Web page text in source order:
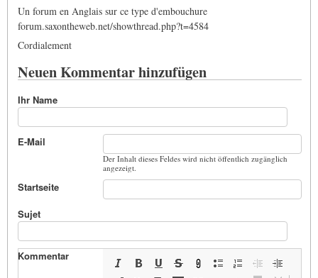
Un forum en Anglais sur ce type d'embouchure
forum.saxontheweb.net/showthread.php?t=4584
Cordialement
Neuen Kommentar hinzufügen
Ihr Name
E-Mail
Der Inhalt dieses Feldes wird nicht öffentlich zugänglich
angezeigt.
Startseite
Sujet
Kommentar